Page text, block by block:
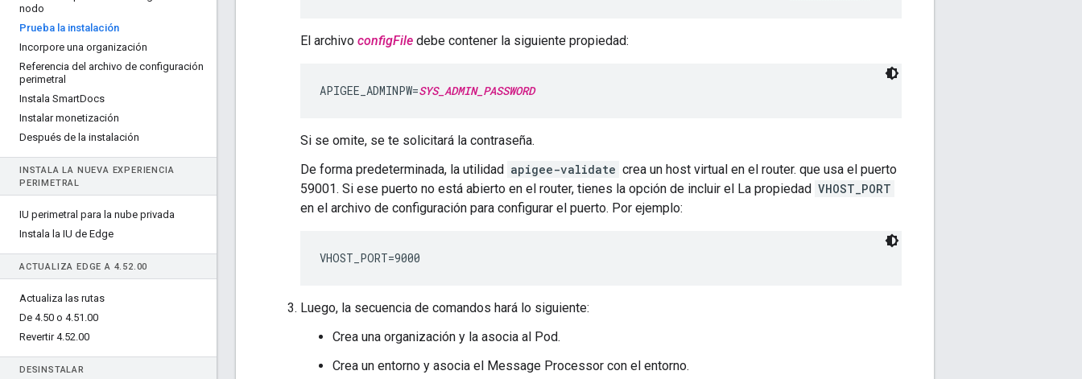
nodo
Prueba la instalación
Incorpore una organización
Referencia del archivo de configuración
perimetral
Instala SmartDocs
Instalar monetización
Después de la instalación
INSTALA LA NUEVA EXPERIENCIA
PERIMETRAL
IU perimetral para la nube privada
Instala la IU de Edge
ACTUALIZA EDGE A 4. 52.00
Actualiza las rutas
De 4.50 o 4.51 .00
Revertir 4.52.00
DESINSTALAR
El archivo configFile debe contener la siguiente propiedad:
APIGEE_ADMINPW=SYS_ADMIN_PASSWORD
Si se omite, se te solicitará la contraseña.
De forma predeterminada, la utilidad apigee-validate crea un host virtual en el router. que usa el puerto
59001. Si ese puerto no está abierto en el router, tienes la opción de incluir el La propiedad VHOST_PORT
en el archivo de configuración para configurar el puerto. Por ejemplo:
VHOST_PORT=9000
Luego, la secuencia de comandos hará lo siguiente:
Crea una organización y la asocia al Pod.
Crea un entorno y asocia el Message Processor con el entorno.